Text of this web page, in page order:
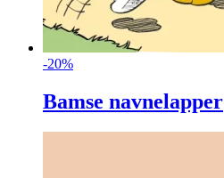
-20%
Bamse navnelapper